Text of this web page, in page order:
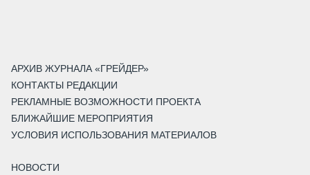
АРХИВ ЖУРНАЛА «ГРЕЙДЕР»
КОНТАКТЫ РЕДАКЦИИ
РЕКЛАМНЫЕ ВОЗМОЖНОСТИ ПРОЕКТА
БЛИЖАЙШИЕ МЕРОПРИЯТИЯ
УСЛОВИЯ ИСПОЛЬЗОВАНИЯ МАТЕРИАЛОВ
НОВОСТИ